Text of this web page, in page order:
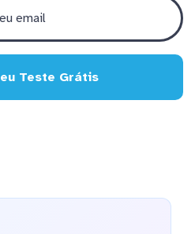
Teste Grátis